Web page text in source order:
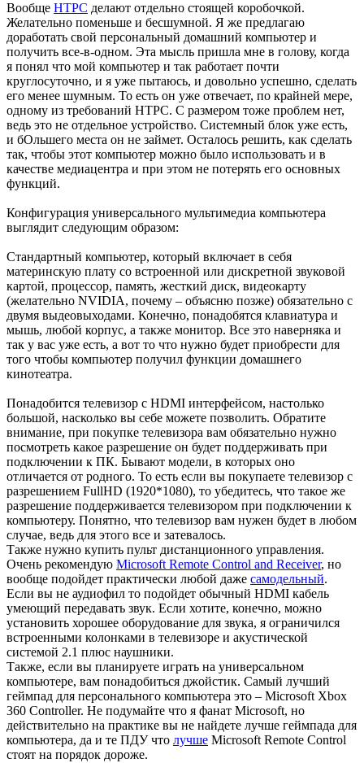
Вообще HTPC делают отдельно стоящей коробочкой.
Желательно поменьше и бесшумной. Я же предлагаю
доработать свой персональный домашний компьютер и
получить все-в-одном. Эта мысль пришла мне в голову, когда
я понял что мой компьютер и так работает почти
круглосуточно, и я уже пытаюсь, и довольно успешно, сделать
его менее шумным. То есть он уже отвечает, по крайней мере,
одному из требований HTPC. С размером тоже проблем нет,
ведь это не отдельное устройство. Системный блок уже есть,
и бОльшего места он не займет. Осталось решить, как сделать
так, чтобы этот компьютер можно было использовать и в
качестве медиацентра и при этом не потерять его основных
функций.
Конфигурация универсального мультимедиа компьютера
выглядит следующим образом:
Стандартный компьютер, который включает в себя
материнскую плату со встроенной или дискретной звуковой
картой, процессор, память, жесткий диск, видеокарту
(желательно NVIDIA, почему – объясню позже) обязательно с
двумя выдеовыходами. Конечно, понадобятся клавиатура и
мышь, любой корпус, а также монитор. Все это наверняка и
так у вас уже есть, а вот то что нужно будет приобрести для
того чтобы компьютер получил функции домашнего
кинотеатра.
Понадобится телевизор с HDMI интерфейсом, настолько
большой, насколько вы себе можете позволить. Обратите
внимание, при покупке телевизора вам обязательно нужно
посмотреть какое разрешение он будет поддерживать при
подключении к ПК. Бывают модели, в которых оно
отличается от родного. То есть если вы покупаете телевизор с
разрешением FullHD (1920*1080), то убедитесь, что такое же
разрешение поддерживается телевизором при подключении к
компьютеру. Понятно, что телевизор вам нужен будет в любом
случае, ведь для этого все и затевалось.
Также нужно купить пульт дистанционного управления.
Очень рекомендую Microsoft Remote Control and Receiver, но
вообще подойдет практически любой даже самодельный.
Если вы не аудиофил то подойдет обычный HDMI кабель
умеющий передавать звук. Если хотите, конечно, можно
установить хорошее оборудование для звука, я ограничился
встроенными колонками в телевизоре и акустической
системой 2.1 плюс наушники.
Также, если вы планируете играть на универсальном
компьютере, вам понадобиться джойстик. Самый лучший
геймпад для персонального компьютера это – Microsoft Xbox
360 Controller. Не подумайте что я фанат Microsoft, но
действительно на практике вы не найдете лучше геймпада для
компьютера, да и те ПДУ что лучше Microsoft Remote Control
стоят на порядок дороже.